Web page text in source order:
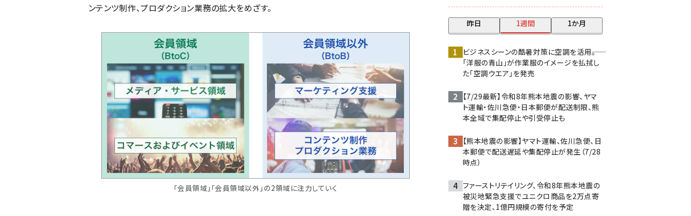
ンテンツ制作、プロダクション業務の拡大をめざす。
「会員領域」「会員領域以外」の2領域に注力していく
昨日 1週間 1か月
ビジネスシーンの酷暑対策に空調を活用――。
「洋服の青山」が作業服のイメージを払拭し
た「空調ウエア」を発売
【7/29最新】令和8年熊本地震の影響、ヤマ
ト運輸・佐川急便・日本郵便が配送制限、熊
本全域で集配停止や引受停止も
【熊本地震の影響】ヤマト運輸、佐川急便、日
本郵便で配送遅延や集配停止が発生（7/28
時点）
ファーストリテイリング、令和8年熊本地震の
被災地緊急支援でユニクロ商品を2万点寄
贈を決定、1億円規模の寄付を予定